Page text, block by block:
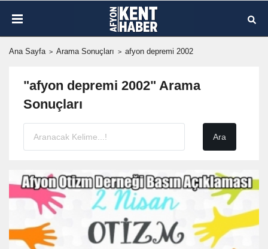
Ana Sayfa Arama Sonuçları afyon depremi 2002
"afyon depremi 2002" Arama
Sonuçları